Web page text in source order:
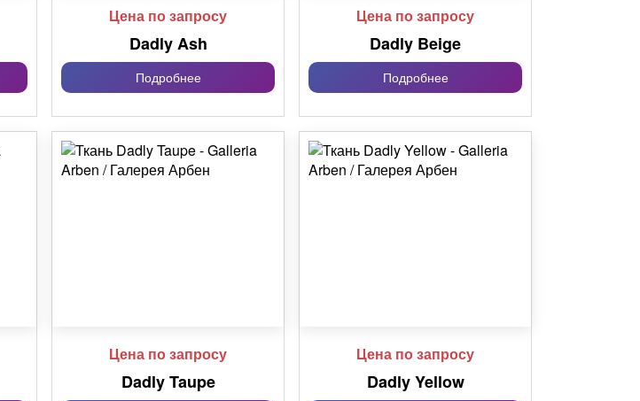
Цена по запросу
Dadly Ash
Подробнее
Цена по запросу
Dadly Beige
Подробнее
Цена по запросу
Dadly Taupe
Цена по запросу
Dadly Yellow